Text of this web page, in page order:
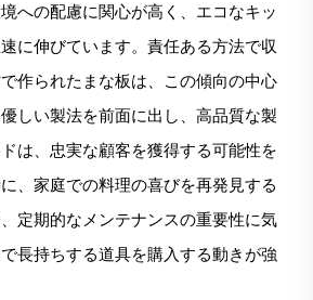
への配慮に関心が高く、エコなキッ
に伸びています。責任ある方法で収
作られたまな板は、この傾向の中心
しい製法を前面に出し、高品質な製
は、忠実な顧客を獲得する可能性を
、家庭での料理の喜びを再発見する
定期的なメンテナンスの重要性に気
長持ちする道具を購入する動きが強